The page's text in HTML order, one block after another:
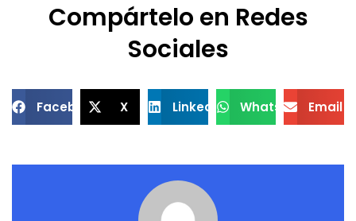
Compártelo en Redes
Sociales
Facebook X LinkedIn WhatsApp Email